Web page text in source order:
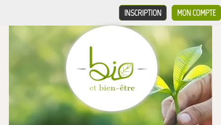
MON COMPTE
INSCRIPTION